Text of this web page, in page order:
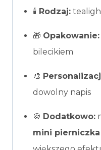
🕯️ Rodzaj:
🎁 Opakowanie:
bilecikiem
🎨
dowolny napis
🍪 Dodatkowo:
mini